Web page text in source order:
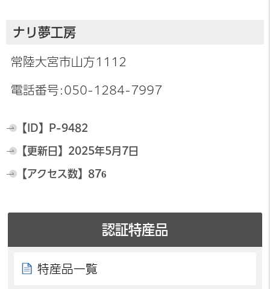
ナリ夢工房
常陸大宮市山方1112
電話番号:050-1284-7997
【ID】 P-9482
【更新日】 2025年5月7日
【アクセス数】 876
認証特産品
特産品一覧